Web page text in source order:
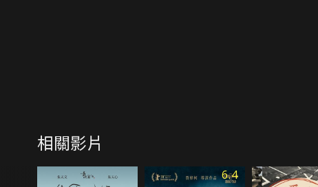
相關影片
6.4